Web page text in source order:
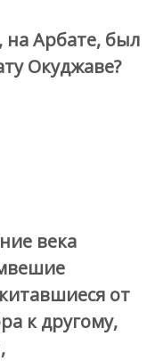
на Арбате, был
Окуджаве?
века
от
к другому,